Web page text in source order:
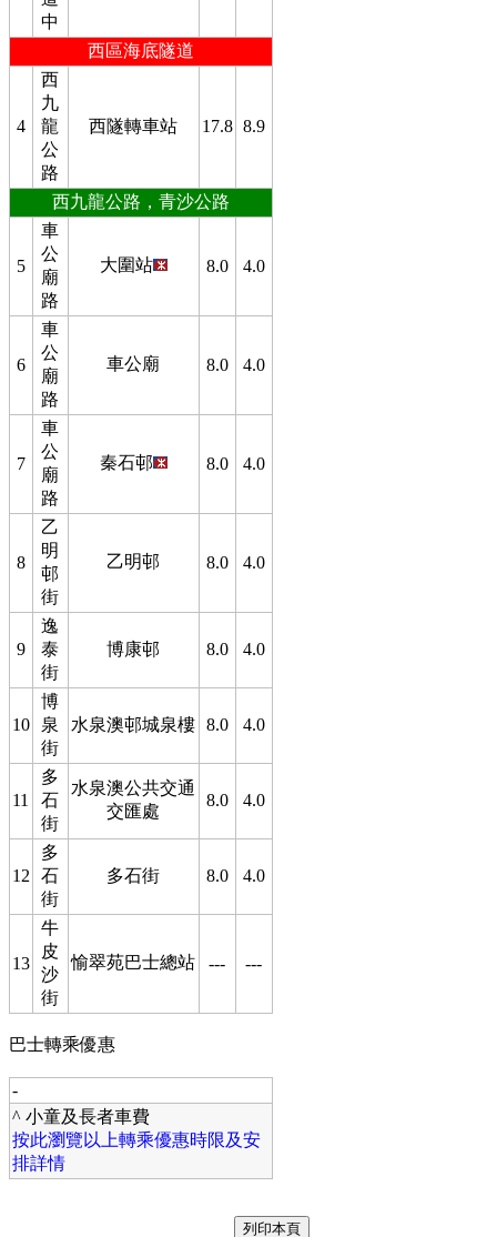
中
西區海底隧道
4
西
九
龍
公
路
西隧轉車站 17.8 8.9
西九龍公路，青沙公路
5
車
公
廟
路
大圍站 8.0 4.0
6
車
公
廟
路
車公廟 8.0 4.0
7
車
公
廟
路
秦石邨 8.0 4.0
8
乙
明
邨
街
乙明邨 8.0 4.0
9
逸
泰
街
博康邨 8.0 4.0
10
博
泉
街
水泉澳邨城泉樓 8.0 4.0
11
多
石
街
水泉澳公共交通
交匯處
8.0 4.0
12
多
石
街
多石街 8.0 4.0
13
牛
皮
沙
街
愉翠苑巴士總站 --- ---
巴士轉乘優惠
-
^ 小童及長者車費
按此瀏覽以上轉乘優惠時限及安
排詳情